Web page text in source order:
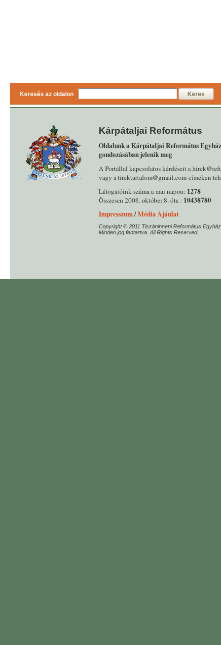
Keresés az oldalon Keres
Kárpátaljai Református
Oldalunk a Kárpátaljai Református
gondozásában jelenik meg
A Portállal kapcsolatos kérdéseit a
vagy a tirektartalom@gmail.com címeken
Látogatóink száma a mai napon: 1278
Összesen 2008. október 8. óta : 10438780
Impresszum/Média Ajánlat
Copyright © 2011 Tiszáninneni Református
Minden jog fentartva. All Rights Reserved.